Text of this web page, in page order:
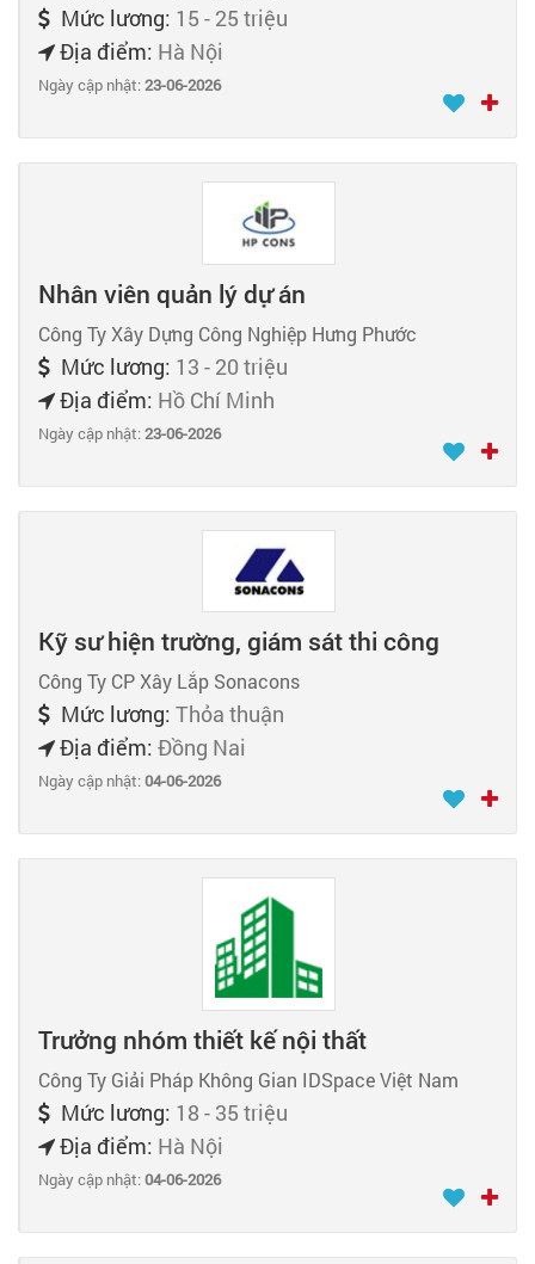
Mức lương: 15 - 25 triệu
Địa điểm: Hà Nội
Ngày cập nhật:23-06-2026
Nhân viên quản lý dự án
Công Ty Xây Dựng Công Nghiệp Hưng Phước
Mức lương: 13 - 20 triệu
Địa điểm: Hồ Chí Minh
Ngày cập nhật:23-06-2026
Kỹ sư hiện trường, giám sát thi công
Công Ty CP Xây Lắp Sonacons
Mức lương: Thỏa thuận
Địa điểm: Đồng Nai
Ngày cập nhật:04-06-2026
Trưởng nhóm thiết kế nội thất
Công Ty Giải Pháp Không Gian IDSpace Việt Nam
Mức lương: 18 - 35 triệu
Địa điểm: Hà Nội
Ngày cập nhật:04-06-2026